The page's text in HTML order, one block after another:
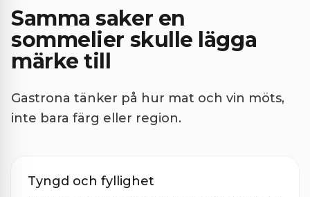
Samma saker en
sommelier skulle lägga
märke till
Gastrona tänker på hur mat och vin möts,
inte bara färg eller region.
Tyngd och fyllighet